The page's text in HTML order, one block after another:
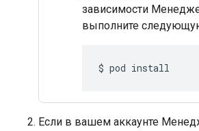
зависимости
выполните
$ pod install
Если в вашем аккаунте